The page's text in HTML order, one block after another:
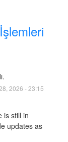
2026 -23:15
is still in
updates as